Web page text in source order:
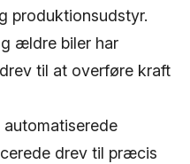
produktionsudstyr.
ældre biler har
til at overføre kraft
drev til præcis